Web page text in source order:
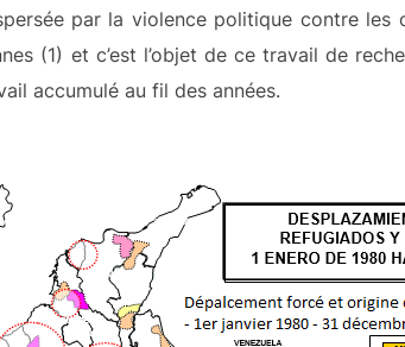
par la violence politique contre les
(1) et c’est l’objet de ce travail de
accumulé au fil des années.